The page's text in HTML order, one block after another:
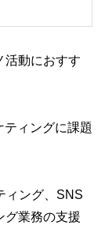
活動におすす
ィングに課題
ィング、SNS
グ業務の支援